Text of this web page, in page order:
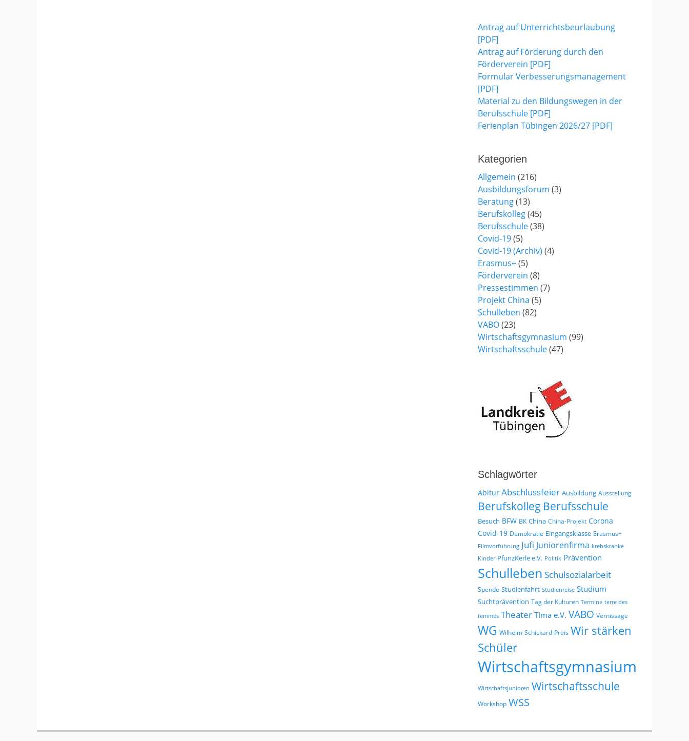
Antrag auf Unterrichtsbeurlaubung
[PDF]
Antrag auf Förderung durch den
Förderverein [PDF]
Formular Verbesserungsmanagement
[PDF]
Material zu den Bildungswegen in der
Berufsschule [PDF]
Ferienplan Tübingen 2026/27 [PDF]
Kategorien
Allgemein (216)
Ausbildungsforum (3)
Beratung(13)
Berufskolleg(45)
Berufsschule(38)
Covid-19(5)
Covid-19 (Archiv) (4)
Erasmus+(5)
Förderverein (8)
Pressestimmen (7)
Projekt China (5)
Schulleben (82)
VABO(23)
Wirtschaftsgymnasium (99)
Wirtschaftsschule(47)
Schlagwörter
Abitur Abschlussfeier Ausbildung Ausstellung
Berufskolleg Berufsschule
Besuch BFW BK China China-Projekt Corona
Covid-19 Demokratie Eingangsklasse Erasmus+
Filmvorführung Jufi Juniorenfirma krebskranke
Kinder PfunzKerle e.V. Politik Prävention
Schulleben Schulsozialarbeit
Spende Studienfahrt Studienreise Studium
Suchtprävention Tag der Kulturen Termine terre des
femmes Theater TIma e.V. VABO Vernissage
WG Wilhelm-Schickard-Preis Wir stärken
Schüler
Wirtschaftsgymnasium
Wirtschaftsjunioren Wirtschaftsschule
Workshop WSS